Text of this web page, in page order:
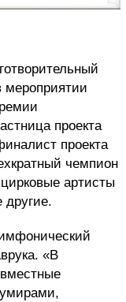
мероприятии
проекта
проекта
чемпион
артисты
«В